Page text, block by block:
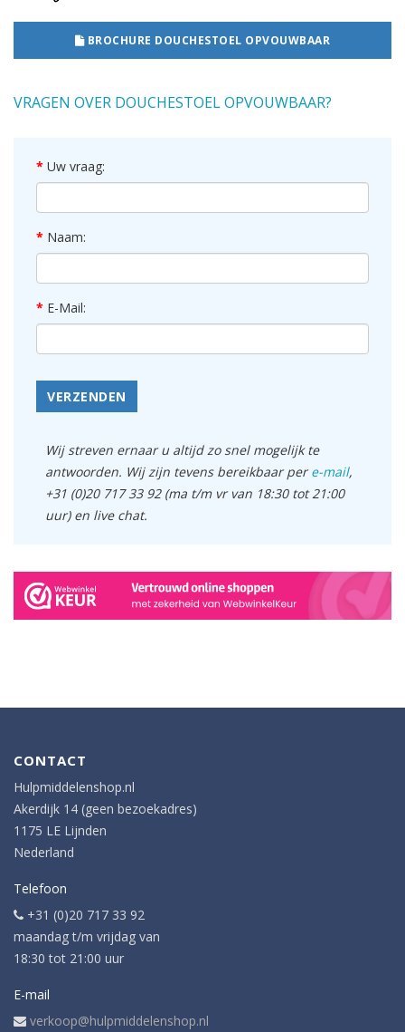
BROCHURE DOUCHESTOEL OPVOUWBAAR
VRAGEN OVER DOUCHESTOEL OPVOUWBAAR?
Uw vraag:
Naam:
E-Mail:
VERZENDEN
Wij streven ernaar u altijd zo snel mogelijk te
antwoorden. Wij zijn tevens bereikbaar pere-mail,
+31 (0)20 717 33 92 (ma t/m vr van 18:30 tot 21:00
uur) en live chat.
CONTACT
Hulpmiddelenshop.nl
Akerdijk 14 (geen bezoekadres)
1175 LE Lijnden
Nederland
Telefoon
+31 (0)20 717 33 92
maandag t/m vrijdag van
18:30 tot 21:00 uur
E-mail
verkoop@hulpmiddelenshop.nl